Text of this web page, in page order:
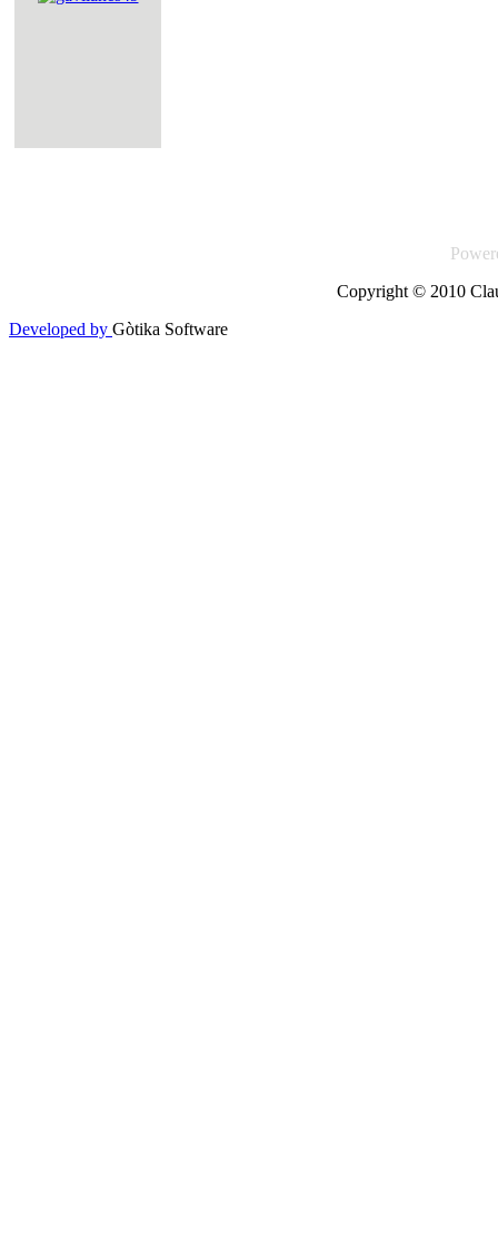
Copyright © 2010
Developed by Gòtika Software